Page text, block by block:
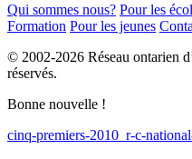
Qui sommes nous? Pour les
Formation Pour les jeunes
© 2002-2026 Réseau ontarien
réservés.
Bonne nouvelle !
cinq-premiers-2010_r-c-